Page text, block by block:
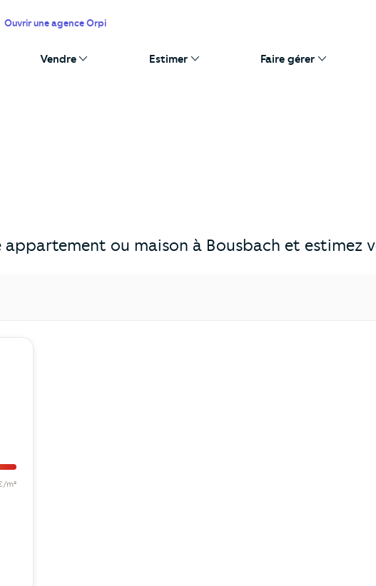
Ouvrir une agence Orpi
Vendre Estimer Faire gérer
ou maison à Bousbach et estimez
m²